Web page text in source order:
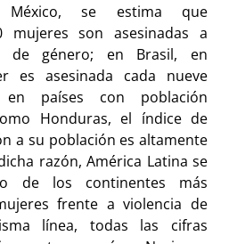
se estima que
mujeres son asesinadas a
de género; en Brasil, en
es asesinada cada nueve
países con población
Honduras, el índice de
a su población es altamente
razón, América Latina se
de los continentes más
frente a violencia de
línea, todas las cifras